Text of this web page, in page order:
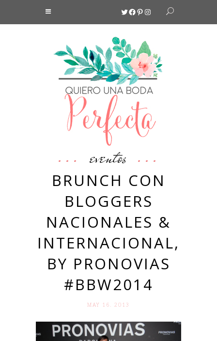
Twitter
Facebook
Pinterest
Instagram
eventos
BRUNCH CON
BLOGGERS
NACIONALES &
INTERNACIONAL,
BY PRONOVIAS
#BBW2014
MAY 16. 2013